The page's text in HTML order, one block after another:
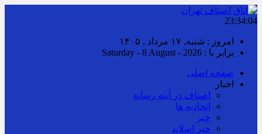
23:34:05
امروز : شنبه, ۱۷ مرداد , ۱۴۰۵
برابر با : Saturday - 8 August - 2026
صفحه اصلی
اخبار
اصناف در آینه رسانه
اتحادیه ها
خبر
خبر اسلايد